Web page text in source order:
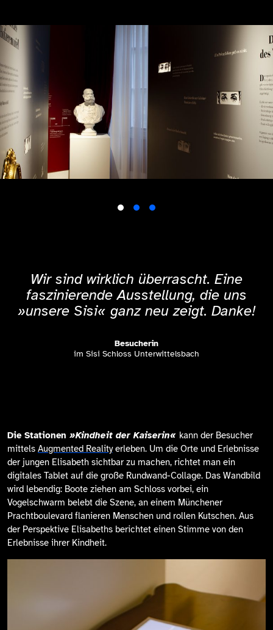
Wir sind wirklich überrascht. Eine
faszinierende Ausstellung, die uns
»unsere Sisi« ganz neu zeigt. Danke!
Besucherin
im Sisi Schloss Unterwittelsbach
Die Stationen »Kindheit der Kaiserin« kann der Besucher
mittels Augmented Realityerleben. Um die Orte und Erlebnisse
der jungen Elisabeth sichtbar zu machen, richtet man ein
digitales Tablet auf die große Rundwand-Collage. Das Wandbild
wird lebendig: Boote ziehen am Schloss vorbei, ein
Vogelschwarm belebt die Szene, an einem Münchener
Prachtboulevard flanieren Menschen und rollen Kutschen. Aus
der Perspektive Elisabeths berichtet einen Stimme von den
Erlebnisse ihrer Kindheit.